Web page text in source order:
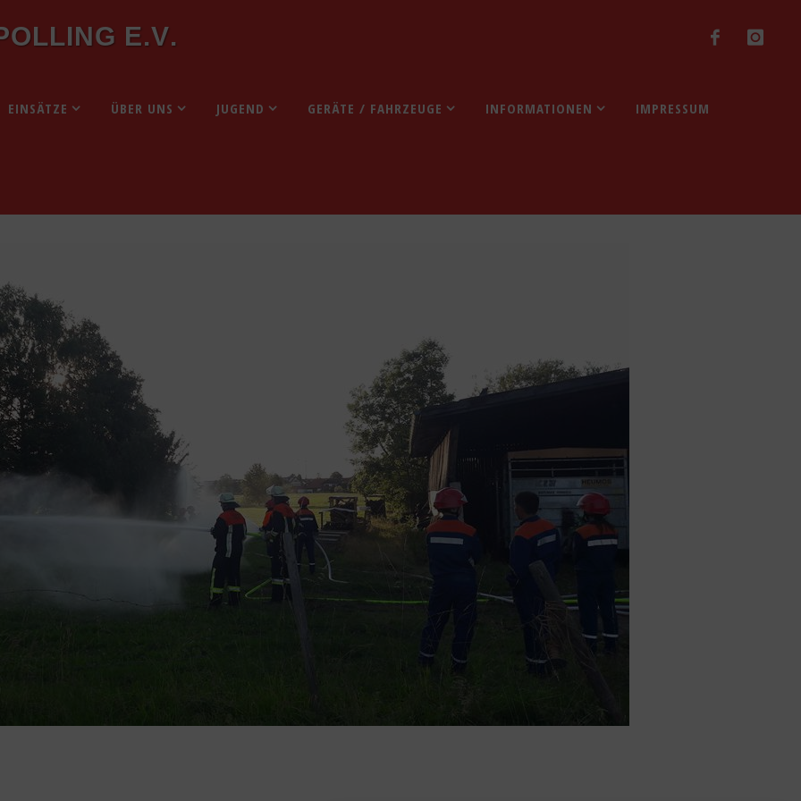
OLLING E.V.
EINSÄTZE ÜBER UNS JUGEND GERÄTE / FAHRZEUGE INFORMATIONEN IMPRESSUM